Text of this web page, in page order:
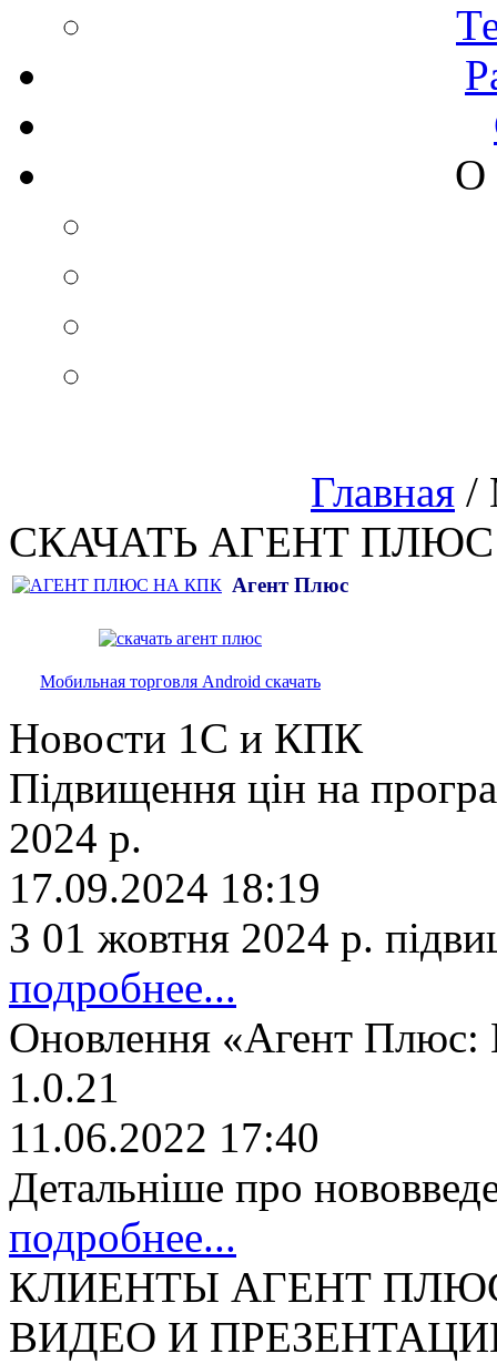
О
Главная /
СКАЧАТЬ АГЕНТ
Агент Плюс
Мобильная торговля Android скачать
Новости 1С и КПК
Підвищення цін на
2024 р.
17.09.2024 18:19
З 01 жовтня 2024 р.
подробнее...
Оновлення «Агент Плюс:
1.0.21
11.06.2022 17:40
Детальніше про
подробнее...
КЛИЕНТЫ АГЕНТ
ВИДЕО И